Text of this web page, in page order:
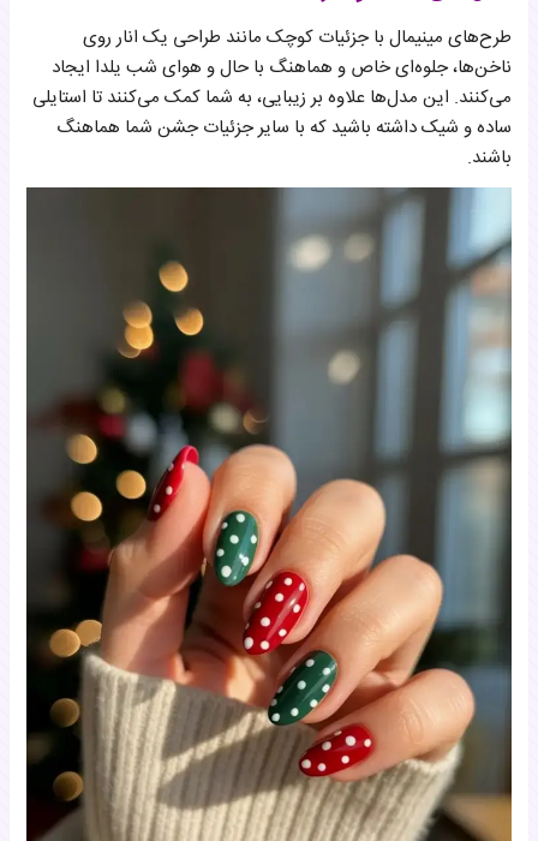
طرح‌های مینیمال با جزئیات کوچک مانند طراحی یک انار روی
ناخن‌ها، جلوه‌ای خاص و هماهنگ با حال و هوای شب یلدا ایجاد
می‌کنند. این مدل‌ها علاوه بر زیبایی، به شما کمک می‌کنند تا استایلی
ساده و شیک داشته باشید که با سایر جزئیات جشن شما هماهنگ
باشند.